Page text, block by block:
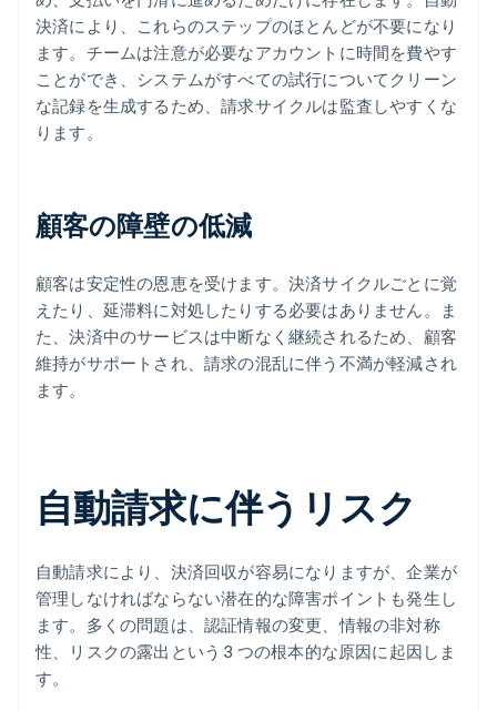
決済により、これらのステップのほとんどが不要になり
ます。チームは注意が必要なアカウントに時間を費やす
ことができ、システムがすべての試行についてクリーン
な記録を生成するため、請求サイクルは監査しやすくな
ります。
顧客の障壁の低減
顧客は安定性の恩恵を受けます。決済サイクルごとに覚
えたり、延滞料に対処したりする必要はありません。ま
た、決済中のサービスは中断なく継続されるため、顧客
維持がサポートされ、請求の混乱に伴う不満が軽減され
ます。
自動請求に伴うリスク
自動請求により、決済回収が容易になりますが、企業が
管理しなければならない潜在的な障害ポイントも発生し
ます。多くの問題は、認証情報の変更、情報の非対称
性、リスクの露出という 3 つの根本的な原因に起因しま
す。